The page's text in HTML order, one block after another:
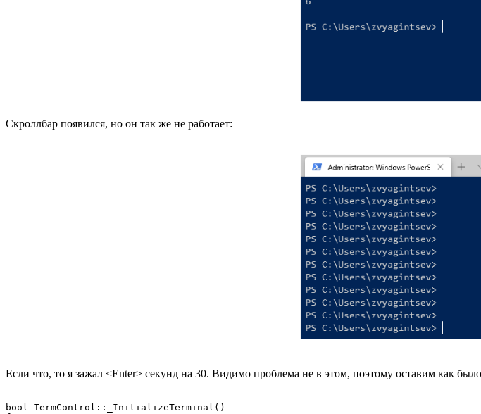
Скроллбар появился, но он так же не работает:
Если что, то я зажал <Enter> секунд на 30. Видимо проблема не в этом, поэтому оставим как
bool TermControl::_InitializeTerminal()